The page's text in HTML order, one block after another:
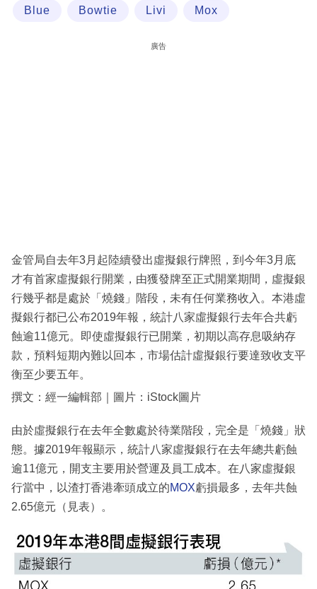
區
Blue Bowtie Livi Mox
廣告
金管局自去年3月起陸續發出虛擬銀行牌照，到今年3月底
才有首家虛擬銀行開業，由獲發牌至正式開業期間，虛擬銀
行幾乎都是處於「燒錢」階段，未有任何業務收入。本港虛
擬銀行都已公布2019年報，統計八家虛擬銀行去年合共虧
蝕逾11億元。即使虛擬銀行已開業，初期以高存息吸納存
款，預料短期內難以回本，市場估計虛擬銀行要達致收支平
衡至少要五年。
撰文：經一編輯部｜圖片：iStock圖片
由於虛擬銀行在去年全數處於待業階段，完全是「燒錢」狀
態。據2019年報顯示，統計八家虛擬銀行在去年總共虧蝕
逾11億元，開支主要用於營運及員工成本。在八家虛擬銀
行當中，以渣打香港牽頭成立的MOX虧損最多，去年共蝕
2.65億元（見表）。